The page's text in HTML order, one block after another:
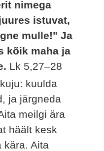
nimega
istuvat,
mulle!" Ja
kõik maha ja
Lk 5,27–28
kuulda
ja järgneda
meilgi ära
häält kesk
kära. Aita